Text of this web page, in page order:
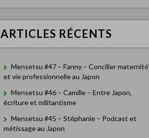
h
ARTICLES RÉCENTS
Mensetsu #47 – Fanny – Concilier maternité
et vie professionnelle au Japon
Mensetsu #46 – Camille – Entre Japon,
écriture et militantisme
Mensetsu #45 – Stéphanie – Podcast et
métissage au Japon